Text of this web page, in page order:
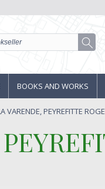
BOOKS AND WORKS
VARENDE, PEYREFITTE